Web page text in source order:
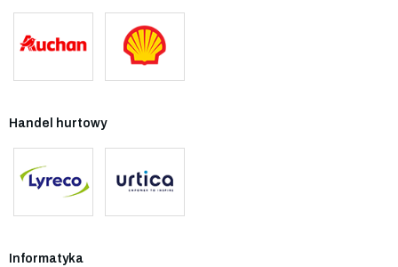
Handel hurtowy
Informatyka